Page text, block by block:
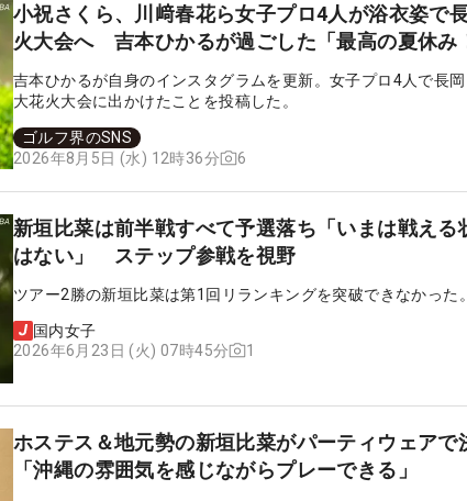
小祝さくら、川﨑春花ら女子プロ4人が浴衣姿で
火大会へ 吉本ひかるが過ごした「最高の夏休み
吉本ひかるが自身のインスタグラムを更新。女子プロ4人で長
大花火大会に出かけたことを投稿した。
ゴルフ界のSNS
2026年8月5日 (水) 12時36分
6
新垣比菜は前半戦すべて予選落ち「いまは戦える
はない」 ステップ参戦を視野
ツアー2勝の新垣比菜は第1回リランキングを突破できなかった
国内女子
2026年6月23日 (火) 07時45分
1
ホステス＆地元勢の新垣比菜がパーティウェアで
「沖縄の雰囲気を感じながらプレーできる」